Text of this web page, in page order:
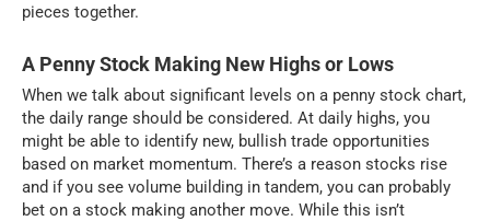
pieces together.
A Penny Stock Making New Highs or Lows
When we talk about significant levels on a penny stock chart,
the daily range should be considered. At daily highs, you
might be able to identify new, bullish trade opportunities
based on market momentum. There’s a reason stocks rise
and if you see volume building in tandem, you can probably
bet on a stock making another move. While this isn’t